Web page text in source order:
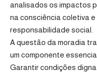
analisados os impactos
na consciência coletiva
responsabilidade social.
A questão da moradia
um componente
Garantir condições